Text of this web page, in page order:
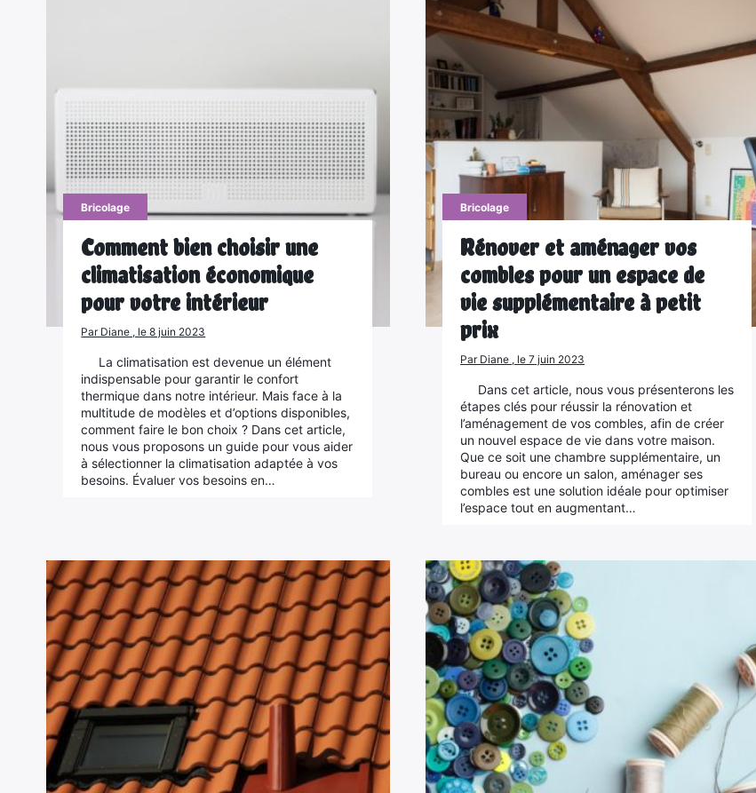
Bricolage
Comment bien choisir une
climatisation économique
pour votre intérieur
Par Diane , le 8 juin 2023
La climatisation est devenue un élément
indispensable pour garantir le confort
thermique dans notre intérieur. Mais face à la
multitude de modèles et d’options disponibles,
comment faire le bon choix ? Dans cet article,
nous vous proposons un guide pour vous aider
à sélectionner la climatisation adaptée à vos
besoins. Évaluer vos besoins en…
Bricolage
Rénover et aménager vos
combles pour un espace de
vie supplémentaire à petit
prix
Par Diane , le 7 juin 2023
Dans cet article, nous vous présenterons les
étapes clés pour réussir la rénovation et
l’aménagement de vos combles, afin de créer
un nouvel espace de vie dans votre maison.
Que ce soit une chambre supplémentaire, un
bureau ou encore un salon, aménager ses
combles est une solution idéale pour optimiser
l’espace tout en augmentant…